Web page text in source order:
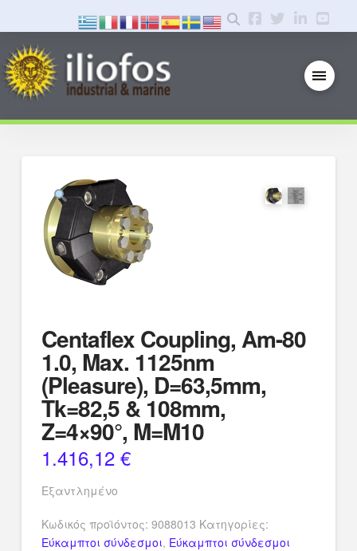
Centaflex Coupling, Am-80
1.0, Max. 1125nm
(Pleasure), D=63,5mm,
Tk=82,5 & 108mm,
Z=4×90°, M=M10
1.416,12 €
Εξαντλημένο
Κωδικός προϊόντος: 9088013 Κατηγορίες:
Εύκαμπτοι σύνδεσμοι, Εύκαμπτοι σύνδεσμοι